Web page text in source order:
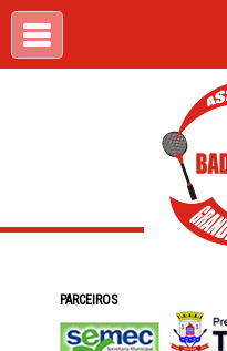
PARCEIROS